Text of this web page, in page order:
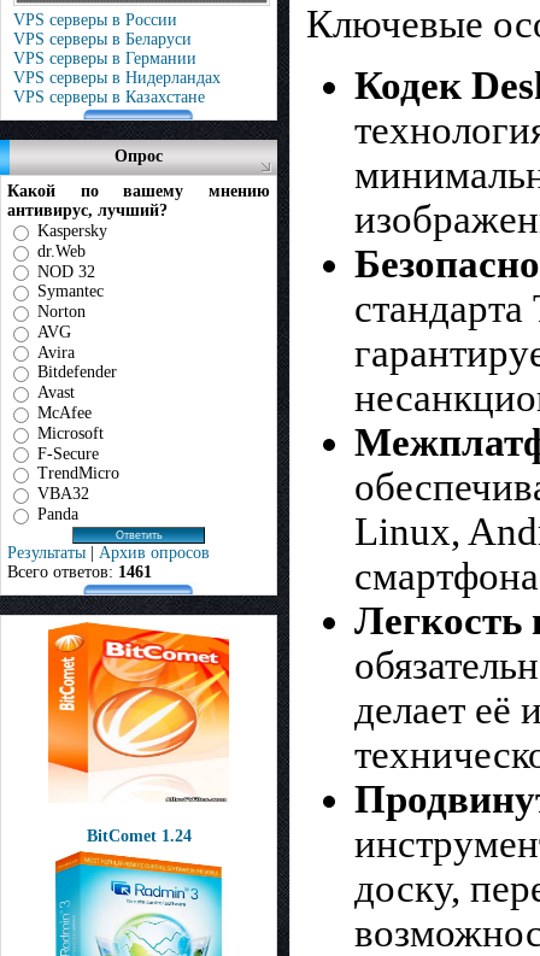
VPS серверы в России
VPS серверы в Беларуси
VPS серверы в Германии
VPS серверы в Нидерландах
VPS серверы в Казахстане
Опрос
Какой по вашему мнению
антивирус, лучший?
Kaspersky
dr.Web
NOD 32
Symantec
Norton
AVG
Avira
Bitdefender
Avast
McAfee
Microsoft
F-Secure
TrendMicro
VBA32
Panda
Результаты | Архив опросов
Всего ответов: 1461
BitComet 1.24
Ключевые
Кодек
Linux,
Легкость
делает её
доску,